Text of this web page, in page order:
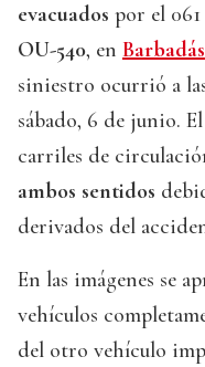
evacuados por el
OU-540, en Barbadás
siniestro ocurrió a
sábado, 6 de junio.
carriles de
ambos sentidos
derivados del
En las imágenes se
vehículos
del otro vehículo